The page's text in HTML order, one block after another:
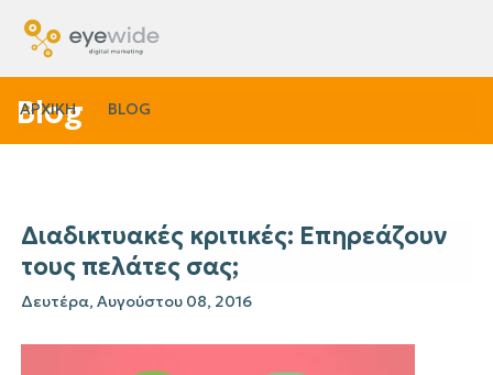
ΑΡΧΙΚΗ BLOG
Blog
Διαδικτυακές κριτικές: Επηρεάζουν
τους πελάτες σας;
Δευτέρα, Αυγούστου 08, 2016